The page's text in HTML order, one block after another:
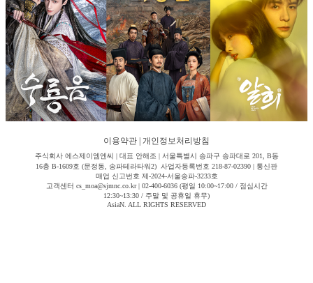
이용약관 개인정보처리방침
주식회사 에스제이엠엔씨 | 대표 안해조 | 서울특별시 송파구 송파대로 201, B동
16층 B-1609호 (문정동, 송파테라타워2) 사업자등록번호 218-87-02390 | 통신판
매업 신고번호 제-2024-서울송파-3233호
고객센터 cs_moa@sjmnc.co.kr | 02-400-6036 (평일 10:00~17:00 / 점심시간
12:30~13:30 / 주말 및 공휴일 휴무)
AsiaN. ALL RIGHTS RESERVED